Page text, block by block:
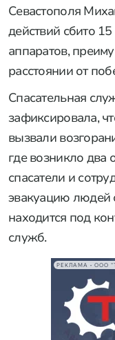
Севастополя
действий сбито
аппаратов,
расстоянии от
Спасательная
зафиксировала,
вызвали
где возникло два
спасатели и
эвакуацию людей
находится под
служб.